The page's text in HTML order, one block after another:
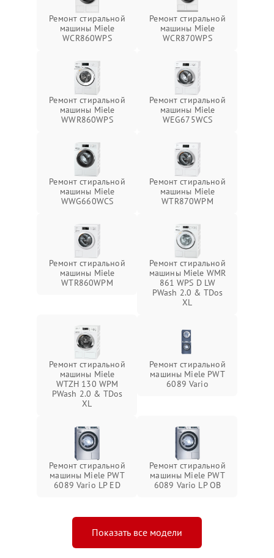
Ремонт стиральной
машины Miele
WCR860WPS
Ремонт стиральной
машины Miele
WCR870WPS
Ремонт стиральной
машины Miele
WWR860WPS
Ремонт стиральной
машины Miele
WEG675WCS
Ремонт стиральной
машины Miele
WWG660WCS
Ремонт стиральной
машины Miele
WTR870WPM
Ремонт стиральной
машины Miele
WTR860WPM
Ремонт стиральной
машины Miele WMR
861 WPS D LW
PWash 2.0 & TDos
XL
Ремонт стиральной
машины Miele
WTZH 130 WPM
PWash 2.0 & TDos
XL
Ремонт стиральной
машины Miele PWT
6089 Vario
Ремонт стиральной
машины Miele PWT
6089 Vario LP ED
Ремонт стиральной
машины Miele PWT
6089 Vario LP OB
Показать все модели